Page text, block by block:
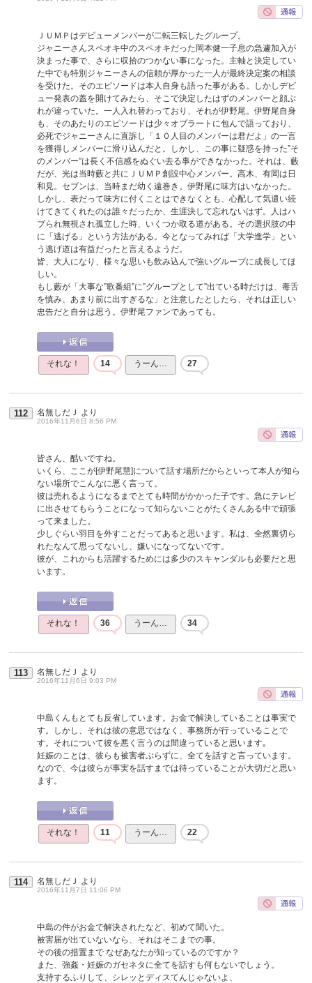
ＪＵＭＰはデビューメンバーが二転三転したグループ。
ジャニーさんスペオキ中のスペオキだった岡本健一子息の急遽加入が
決まった事で、さらに収拾のつかない事になった。主軸と決定してい
た中でも特別ジャニーさんの信頼が厚かった一人が最終決定案の相談
を受けた。そのエピソードは本人自身も語った事がある。しかしデビ
ュー発表の蓋を開けてみたら、そこで決定したはずのメンバーと顔ぶ
れが違っていた。一人入れ替わっており、それが伊野尾。伊野尾自身
も、そのあたりのエピソードは少々オブラートに包んで語っており、
必死でジャニーさんに直訴し「１０人目のメンバーは君だよ」の一言
を獲得しメンバーに滑り込んだと。しかし、この事に疑惑を持った”そ
のメンバー”は長く不信感をぬぐい去る事ができなかった。それは、藪
だが、光は当時藪と共にＪＵＭＰ創設中心メンバー。高木、有岡は日
和見。セブンは、当時まだ幼く遠巻き。伊野尾に味方はいなかった。
しかし、表だって味方に付くことはできなくとも、心配して気遣い続
けてきてくれたのは誰々だったか、生涯決して忘れないはず。人はハ
ブられ無視され孤立した時、いくつか取る道がある。その選択肢の中
に「逃げる」という方法がある。今となってみれば「大学進学」とい
う逃げ道は有益だったと言えるようだ。
皆、大人になり、様々な思いも飲み込んで強いグループに成長してほ
しい。
もし藪が「大事な”歌番組”に”グループとして”出ている時だけは、毒舌
を慎み、あまり前に出すぎるな」と注意したとしたら、それは正しい
忠告だと自分は思う。伊野尾ファンであっても。
それな！ 14 うーん… 27
112 名無しだＪ より
2016年11月6日 8:56 PM
皆さん、酷いですね。
いくら、ここが[伊野尾慧]について話す場所だからといって本人が知ら
ない場所でこんなに悪く言って。
彼は売れるようになるまでとても時間がかかった子です。急にテレビ
に出させてもらうことになって知らないことがたくさんある中で頑張
って来ました。
少しぐらい羽目を外すことだってあると思います。私は、全然裏切ら
れたなんて思ってないし、嫌いになってないです。
彼が、これからも活躍するためには多少のスキャンダルも必要だと思
います。
それな！ 36 うーん… 34
113 名無しだＪ より
2016年11月6日 9:03 PM
中島くんもとても反省しています。お金で解決していることは事実で
す。しかし、それは彼の意思ではなく、事務所が行っていることで
す。それについて彼を悪く言うのは間違っていると思います｡
妊娠のことは、彼らも被害者ぶらずに、全てを話すと言っています。
なので、今は彼らが事実を話すまでは待っていることが大切だと思い
ます。
それな！ 11 うーん… 22
114 名無しだＪ より
2016年11月7日 11:06 PM
中島の件がお金で解決されたなど、初めて聞いた。
被害届が出ていないなら、それはそこまでの事。
その後の措置まで なぜあなたが知っているのですか？
また、強姦・妊娠のガセネタに全てを話すも何もないでしょう。
支持するふりして、シレッとディスてんじゃないよ、